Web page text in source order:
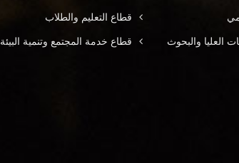
قطاع التعليم والطلاب
العليا والبحوث قطاع خدمة المجتمع وتنمية البيئة